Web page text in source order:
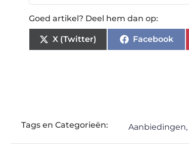
Goed artikel? Deel hem dan op:
X (Twitter) Facebook
Tags en Categorieën: Aanbiedingen,